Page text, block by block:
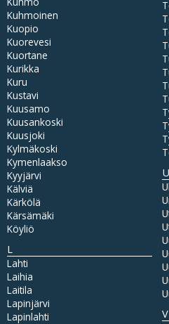
Kuhmoinen
Kuopio
Kuorevesi
Kuortane
Kurikka
Kuru
Kustavi
Kuusamo
Kuusankoski
Kuusjoki
Kylmäkoski
Kymenlaakso
Kyyjärvi
Kälviä
Kärkölä
Kärsämäki
Köyliö
L
Lahti
Laihia
Laitila
Lapinjärvi
Lapinlahti
U
V